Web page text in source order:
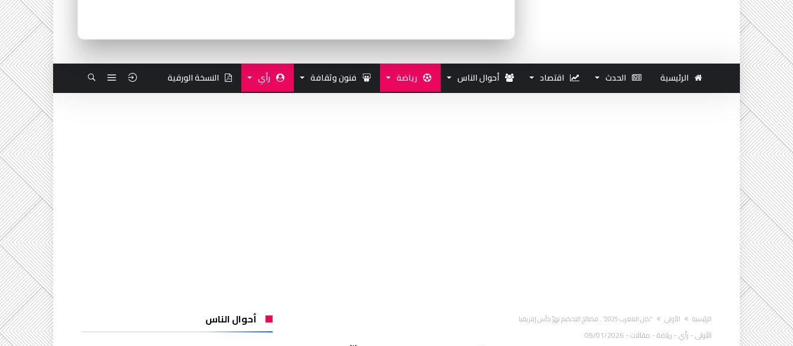
الرئيسية الحدث اقتصاد أحوال الناس رياضة فنون وثقافة رأي النسخة الورقية
‫الرئيسية‬ الأولى “كان المغرب 2025”.. فضائح التحكيم تهزّ كأس إفريقيا
الأولى- رأي- رياضة- مقالات-
09/01/2026
أحوال الناس